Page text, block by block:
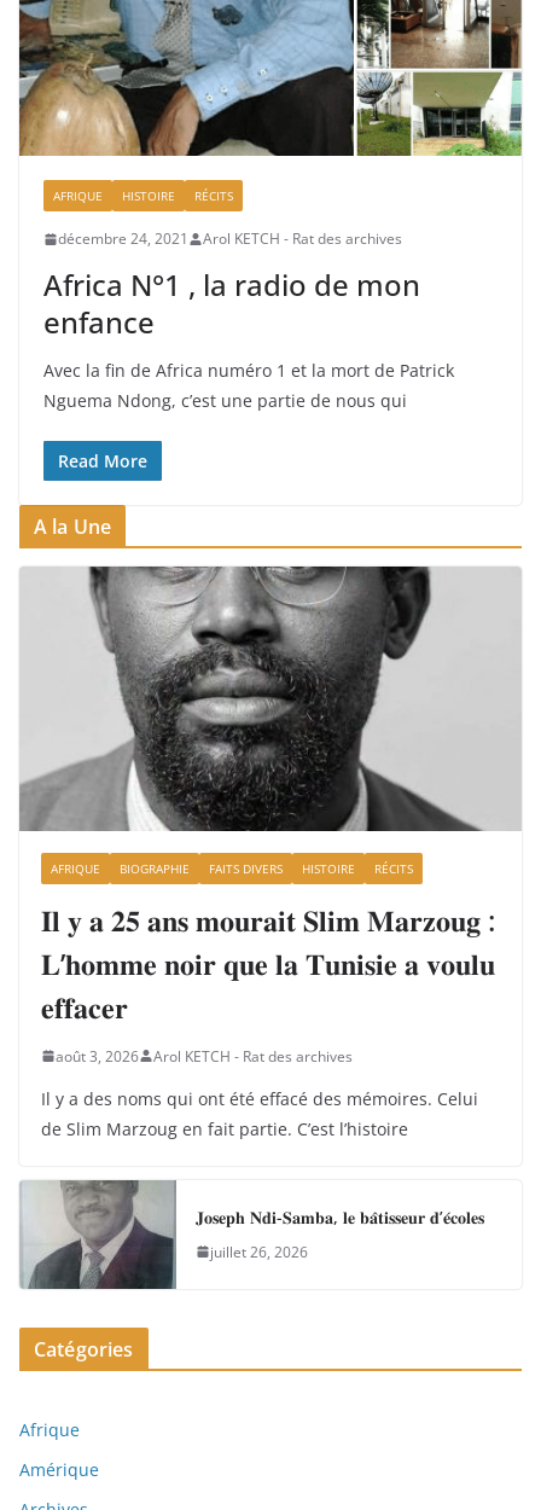
AFRIQUE HISTOIRE RÉCITS
décembre 24, 2021 Arol KETCH - Rat des archives
Africa N°1 , la radio de mon
enfance
Avec la fin de Africa numéro 1 et la mort de Patrick
Nguema Ndong, c’est une partie de nous qui
Read More
A la Une
AFRIQUE BIOGRAPHIE FAITS DIVERS HISTOIRE RÉCITS
𝐈𝐥 𝐲 𝐚 𝟐𝟓 𝐚𝐧𝐬 𝐦𝐨𝐮𝐫𝐚𝐢𝐭 𝐒𝐥𝐢𝐦 𝐌𝐚𝐫𝐳𝐨𝐮𝐠 :
𝐋’𝐡𝐨𝐦𝐦𝐞 𝐧𝐨𝐢𝐫 𝐪𝐮𝐞 𝐥𝐚 𝐓𝐮𝐧𝐢𝐬𝐢𝐞 𝐚 𝐯𝐨𝐮𝐥𝐮
𝐞𝐟𝐟𝐚𝐜𝐞𝐫
août 3, 2026 Arol KETCH - Rat des archives
Il y a des noms qui ont été effacé des mémoires. Celui
de Slim Marzoug en fait partie. C’est l’histoire
𝐉𝐨𝐬𝐞𝐩𝐡 𝐍𝐝𝐢-𝐒𝐚𝐦𝐛𝐚, 𝐥𝐞 𝐛𝐚̂𝐭𝐢𝐬𝐬𝐞𝐮𝐫 𝐝’𝐞́𝐜𝐨𝐥𝐞𝐬
juillet 26, 2026
Catégories
Afrique
Amérique